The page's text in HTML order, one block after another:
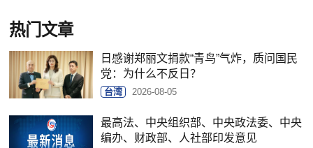
热门文章
日感谢郑丽文捐款“青鸟”气炸，质问国民
党：为什么不反日？
台湾 2026-08-05
最高法、中央组织部、中央政法委、中央
编办、财政部、人社部印发意见